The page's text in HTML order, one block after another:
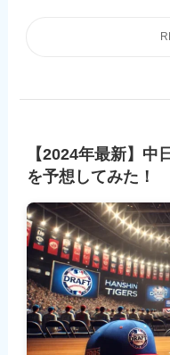
【2024年最新】中
を予想してみた！